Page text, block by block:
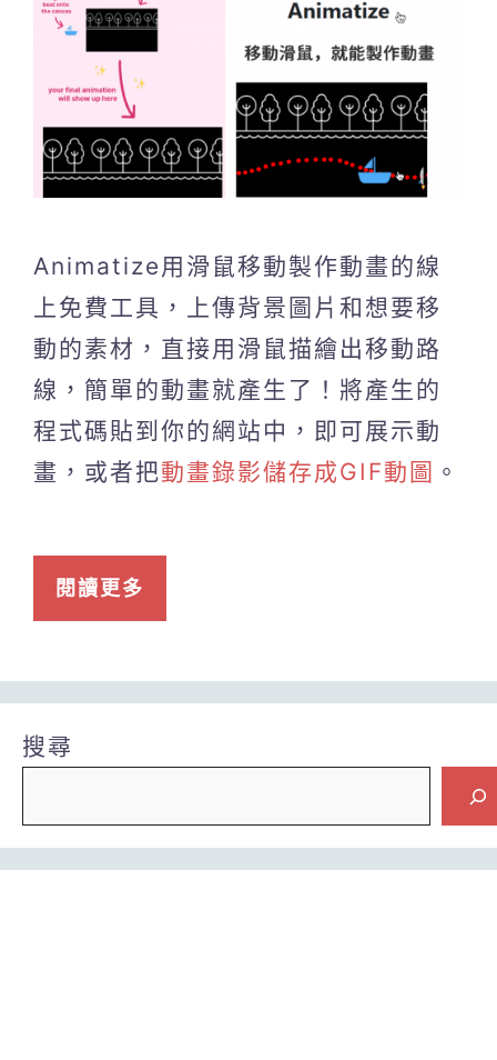
Animatize用滑鼠移動製作動畫的線
上免費工具，上傳背景圖片和想要移
動的素材，直接用滑鼠描繪出移動路
線，簡單的動畫就產生了！將產生的
程式碼貼到你的網站中，即可展示動
畫，或者把動畫錄影儲存成GIF動圖 。
閱讀更多
搜尋